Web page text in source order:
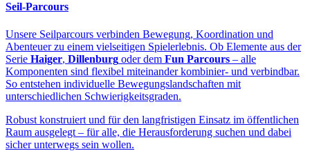
Seil-Parcours
Unsere Seilparcours verbinden Bewegung, Koordination und
Abenteuer zu einem vielseitigen Spielerlebnis. Ob Elemente aus der
Serie Haiger, Dillenburg oder dem Fun Parcours – alle
Komponenten sind flexibel miteinander kombinier- und verbindbar.
So entstehen individuelle Bewegungslandschaften mit
unterschiedlichen Schwierigkeitsgraden.
Robust konstruiert und für den langfristigen Einsatz im öffentlichen
Raum ausgelegt – für alle, die Herausforderung suchen und dabei
sicher unterwegs sein wollen.